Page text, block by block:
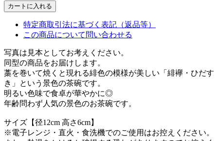
特定商取引法に基づく表記（返品等）
この商品について問い合わせる
写真は見本としてお考えください。
同型の商品をお届けします。
藁を巻いて焼くと現れる緋色の模様が美しい「緋襷・ひだす
き」という景色の茶碗です。
明るい色味で食卓が華やかに◎
年齢問わず人気の景色のお茶碗です。
サイズ【径12cm 高さ6cm】
※電子レンジ・直火・食洗機でのご使用はお控えください。